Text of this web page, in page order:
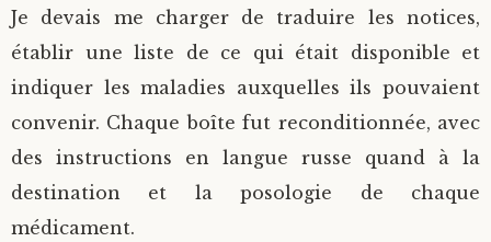
Je devais me charger de traduire les notices,
établir une liste de ce qui était disponible et
indiquer les maladies auxquelles ils pouvaient
convenir. Chaque boîte fut reconditionnée, avec
des instructions en langue russe quand à la
destination et la posologie de chaque
médicament.